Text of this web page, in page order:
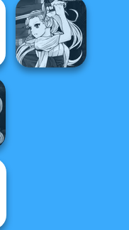
Manga Creator
Vampire Hunter
P...